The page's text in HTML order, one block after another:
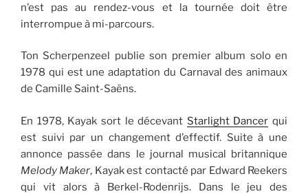
n’est pas au rendez-vous et la tournée doit être
interrompue à mi-parcours.
Ton Scherpenzeel publie son premier album solo en
1978 qui est une adaptation du Carnaval des animaux
de Camille Saint-Saëns.
En 1978, Kayak sort le décevant Starlight Dancer qui
est suivi par un changement d’effectif. Suite à une
annonce passée dans le journal musical britannique
Melody Maker, Kayak est contacté par Edward Reekers
qui vit alors à Berkel-Rodenrijs. Dans le jeu des